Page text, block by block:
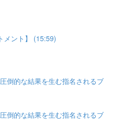
メント】 (15:59)
倒的な結果を生む指名されるブ
倒的な結果を生む指名されるブ